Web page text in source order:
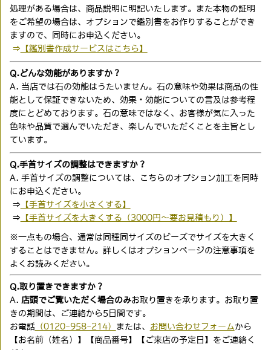
処理がある場合は、商品説明に明記いたします。また本物の証明
をご希望の場合は、オプションで鑑別書をお作りすることができ
ますので、同時にお申込ください。
⇒ 【鑑別書作成サービスはこちら】
Q.どんな効能がありますか？
A. 当店では石の効能はうたいません。石の意味や効果は商品の性
能として保証できないため、効果・効能についての言及は参考程
度にとどめております。石の意味ではなく、お客様が気に入った
色味や品質で選んでいただき、楽しんでいただくことを主旨とし
ています。
Q.手首サイズの調整はできますか？
A. 手首サイズの調整については、こちらのオプション加工を同時
にお申込ください。
⇒ 【手首サイズを小さくする】
⇒ 【手首サイズを大きくする（3000円〜要お見積もり）】
※一点もの場合、通常は同種同サイズのビーズでサイズを大きく
することはできません。詳しくはオプションページの注意事項を
よくお読みください。
Q.取り置きできますか？
A. 店頭でご覧いただく場合のみお取り置きを承ります。お取り置
きの期間は、ご連絡から5日間です。
お電話（0120-958-214） または、 お問い合わせフォーム から
【お名前（姓名）】【商品番号】【ご来店の予定日】をご連絡く